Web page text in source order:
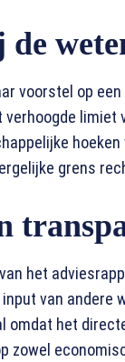
voorstel op
verhoogde
grens
het
van andere
omdat het
zowel